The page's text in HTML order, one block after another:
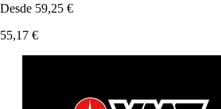
Desde 59,25 €
55,17 €